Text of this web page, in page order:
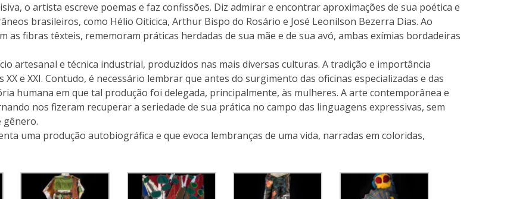
o artista escreve poemas e faz confissões. Diz admirar e encontrar aproximações de sua poética e
brasileiros, como Hélio Oiticica, Arthur Bispo do Rosário e José Leonilson Bezerra Dias. Ao
as fibras têxteis, rememoram práticas herdadas de sua mãe e de sua avó, ambas exímias bordadeiras
artesanal e técnica industrial, produzidos nas mais diversas culturas. A tradição e importância
e XXI. Contudo, é necessário lembrar que antes do surgimento das oficinas especializadas e das
humana em que tal produção foi delegada, principalmente, às mulheres. A arte contemporânea e
nos fizeram recuperar a seriedade de sua prática no campo das linguagens expressivas, sem
gênero.
uma produção autobiográfica e que evoca lembranças de uma vida, narradas em coloridas,